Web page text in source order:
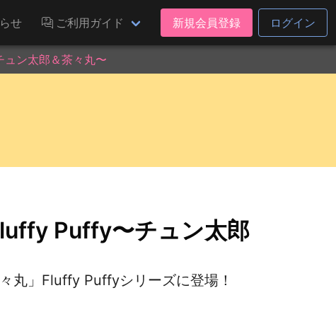
せ ご利用ガイド 新規会員登録 ログイン
ュン太郎＆茶々丸〜
Puffy〜チュン太郎
丸」Fluffy Puffyシリーズに登場！